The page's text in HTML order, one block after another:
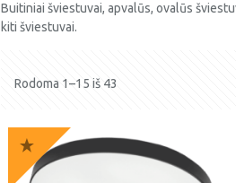
Buitiniai šviestuvai, apvalūs, ovalūs
kiti šviestuvai.
Rodoma 1–15 iš 43